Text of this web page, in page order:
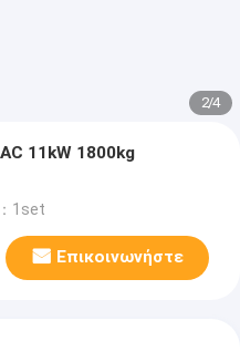
2/4
11kW 1800kg
1set
Επικοινωνήστε